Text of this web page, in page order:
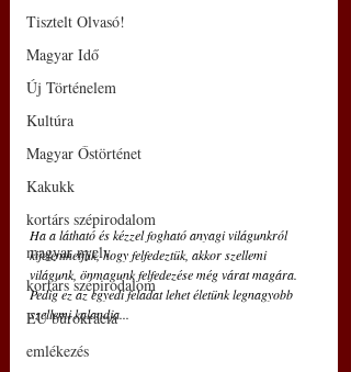
Tisztelt Olvasó!
Magyar Idő
Új Történelem
Kultúra
Magyar Őstörténet
Kakukk
kortárs szépirodalom
magyar nyelv
kortárs szépirodalom
EU bürokrácia
emlékezés
Ha a látható és kézzel fogható anyagi világunkról
kijelenthetjük, hogy felfedeztük, akkor szellemi
világunk, önmagunk felfedezése még várat magára.
Pedig ez az egyedi feladat lehet életünk legnagyobb
szellemi kalandja...